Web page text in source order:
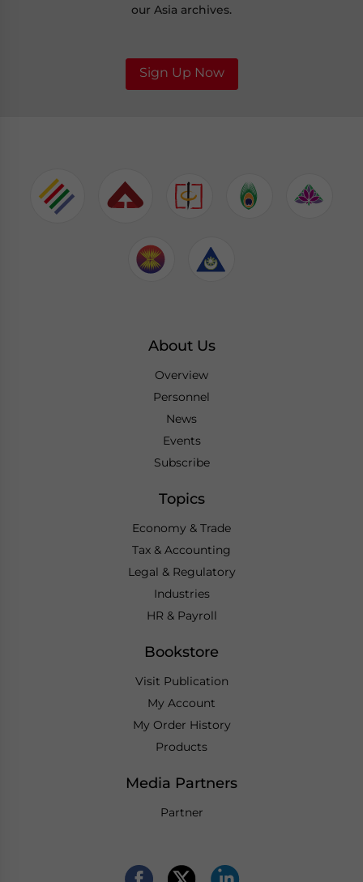
our Asia archives.
Sign Up Now
About Us
Overview
Personnel
News
Events
Subscribe
Topics
Economy & Trade
Tax & Accounting
Legal & Regulatory
Industries
HR & Payroll
Bookstore
Visit Publication
My Account
My Order History
Products
Media Partners
Partner